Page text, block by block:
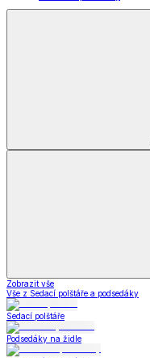
Zobrazit vše
Vše z Sedací polštáře a podsedáky
Sedací polštáře
Podsedáky na židle